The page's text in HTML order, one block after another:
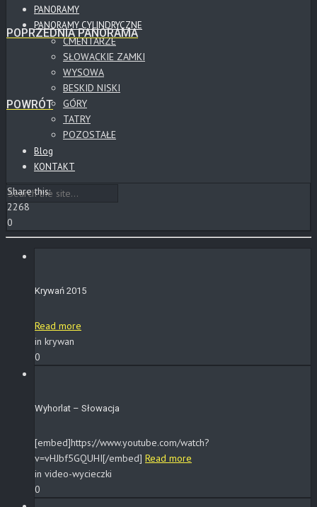
PANORAMY
PANORAMY CYLINDRYCZNE
CMENTARZE
SŁOWACKIE ZAMKI
WYSOWA
BESKID NISKI
GÓRY
TATRY
POZOSTAŁE
Blog
KONTAKT
POPRZEDNIA PANORAMA
POWRÓT
Share this:
2268
0
Krywań 2015
Read more
in krywan
0
Wyhorlat – Słowacja
[embed]https://www.youtube.com/watch?
v=vHJbf5GQUHI[/embed] Read more
in video-wycieczki
0